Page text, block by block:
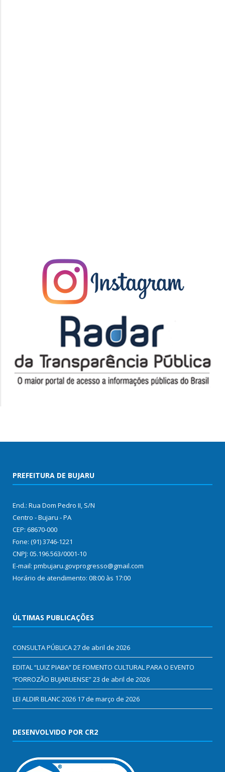
PREFEITURA DE BUJARU
End.: Rua Dom Pedro II, S/N
Centro - Bujaru - PA
CEP: 68670-000
Fone: (91) 3746-1221
CNPJ: 05.196.563/0001-10
E-mail: pmbujaru.govprogresso@gmail.com
Horário de atendimento: 08:00 às 17:00
ÚLTIMAS PUBLICAÇÕES
CONSULTA PÚBLICA27 de abril de 2026
EDITAL “LUIZ PIABA” DE FOMENTO CULTURAL PARA O EVENTO
“FORROZÃO BUJARUENSE”23 de abril de 2026
LEI ALDIR BLANC 2026 17 de março de 2026
DESENVOLVIDO POR CR2